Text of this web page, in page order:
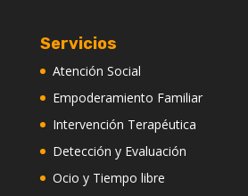
Servicios
Atención Social
Empoderamiento Familiar
Intervención Terapéutica
Detección y Evaluación
Ocio y Tiempo libre